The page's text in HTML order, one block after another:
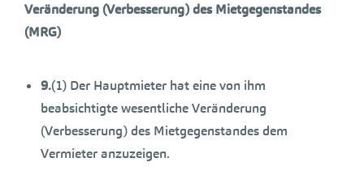
Veränderung (Verbesserung) des Mietgegenstandes
(MRG)
9.(1) Der Hauptmieter hat eine von ihm
beabsichtigte wesentliche Veränderung
(Verbesserung) des Mietgegenstandes dem
Vermieter anzuzeigen.